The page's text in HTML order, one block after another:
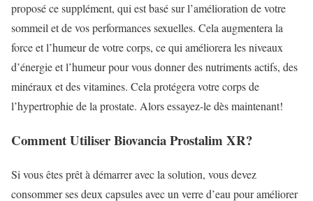
proposé ce supplément, qui est basé sur l’amélioration de votre
sommeil et de vos performances sexuelles. Cela augmentera la
force et l’humeur de votre corps, ce qui améliorera les niveaux
d’énergie et l’humeur pour vous donner des nutriments actifs, des
minéraux et des vitamines. Cela protégera votre corps de
l’hypertrophie de la prostate. Alors essayez-le dès maintenant!
Comment Utiliser Biovancia Prostalim XR?
Si vous êtes prêt à démarrer avec la solution, vous devez
consommer ses deux capsules avec un verre d’eau pour améliorer